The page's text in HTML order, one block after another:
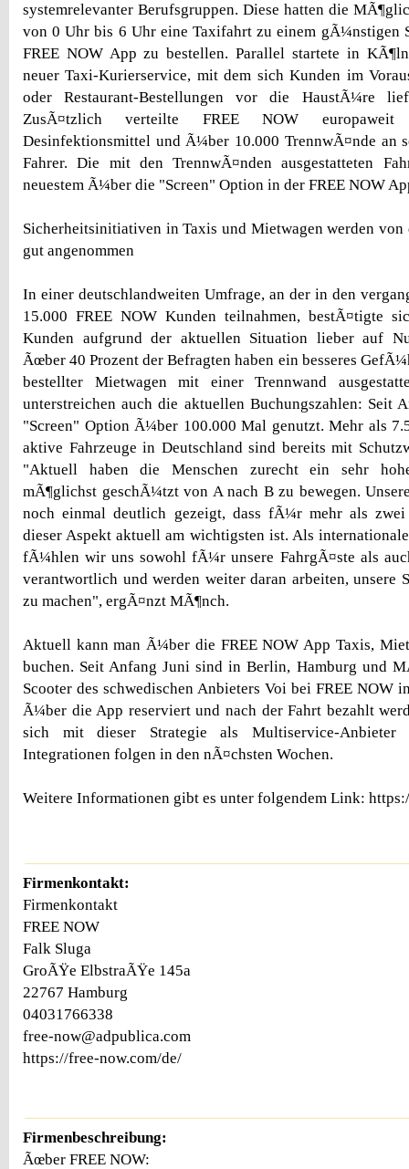
systemrelevanter Berufsgruppen. Diese hatten die
von 0 Uhr bis 6 Uhr eine Taxifahrt zu einem gÃ¼nstigen
FREE NOW App zu bestellen. Parallel startete in
neuer Taxi-Kurierservice, mit dem sich Kunden im
oder Restaurant-Bestellungen vor die HaustÃ¼re
ZusÃ¤tzlich verteilte FREE NOW europaweit
Desinfektionsmittel und Ã¼ber 10.000 TrennwÃ¤nde an
Fahrer. Die mit den TrennwÃ¤nden ausgestatteten
neuestem Ã¼ber die "Screen" Option in der FREE NOW
Sicherheitsinitiativen in Taxis und Mietwagen werden von
gut angenommen
In einer deutschlandweiten Umfrage, an der in den
15.000 FREE NOW Kunden teilnahmen, bestÃ¤tigte
Kunden aufgrund der aktuellen Situation lieber auf
Ãœber 40 Prozent der Befragten haben ein besseres
bestellter Mietwagen mit einer Trennwand
unterstreichen auch die aktuellen Buchungszahlen: Seit
"Screen" Option Ã¼ber 100.000 Mal genutzt. Mehr als
aktive Fahrzeuge in Deutschland sind bereits mit
"Aktuell haben die Menschen zurecht ein sehr
mÃ¶glichst geschÃ¼tzt von A nach B zu bewegen.
noch einmal deutlich gezeigt, dass fÃ¼r mehr als
dieser Aspekt aktuell am wichtigsten ist. Als
fÃ¼hlen wir uns sowohl fÃ¼r unsere FahrgÃ¤ste als
verantwortlich und werden weiter daran arbeiten, unsere
zu machen", ergÃ¤nzt MÃ¶nch.
Aktuell kann man Ã¼ber die FREE NOW App Taxis,
buchen. Seit Anfang Juni sind in Berlin, Hamburg und
Scooter des schwedischen Anbieters Voi bei FREE NOW
Ã¼ber die App reserviert und nach der Fahrt bezahlt
sich mit dieser Strategie als Multiservice-Anbieter
Integrationen folgen in den nÃ¤chsten Wochen.
Weitere Informationen gibt es unter folgendem Link:
Firmenkontakt:
Firmenkontakt
FREE NOW
Falk Sluga
GroÃŸe ElbstraÃŸe 145a
22767 Hamburg
04031766338
free-now@adpublica.com
https://free-now.com/de/
Firmenbeschreibung:
Ãœber FREE NOW: